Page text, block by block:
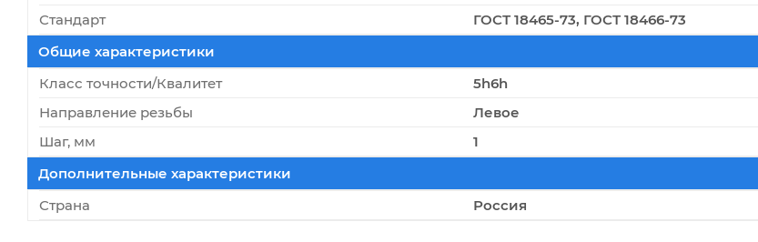
Стандарт
ГОСТ 18465-73, ГОСТ 18466-73
Общие характеристики
Класс точности/Квалитет
5h6h
Направление резьбы
Левое
Шаг, мм
1
Дополнительные характеристики
Страна
Россия